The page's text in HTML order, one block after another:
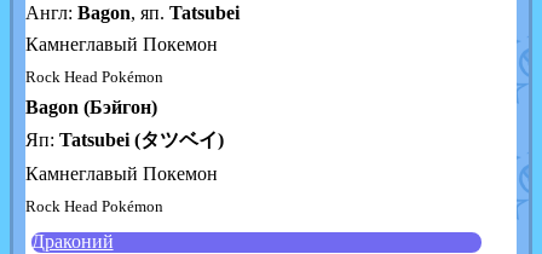
Англ: Bagon, яп. Tatsubei
Камнеглавый Покемон
Rock Head Pokémon
Bagon (Бэйгон)
Яп: Tatsubei (タツベイ)
Камнеглавый Покемон
Rock Head Pokémon
Драконий